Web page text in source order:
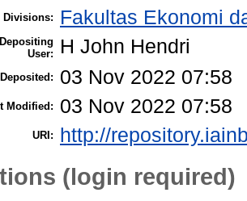
Divisions: Fakultas Ekonomi
Depositing
User:
H John Hendri
03 Nov 2022 07:58
Modified: 03 Nov 2022 07:58
URI: http://
(login required)